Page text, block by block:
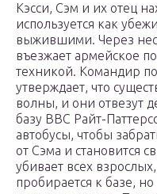
Кэсси, Сэм и их отец
используется как
выжившими. Через
въезжает армейское
техникой. Командир
утверждает, что
волны, и они отвезут
базу ВВС Райт-
автобусы, чтобы
от Сэма и становится
убивает всех
пробирается к базе,